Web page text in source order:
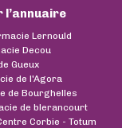
l’annuaire
Lernould
Decou
Gueux
de l'Agora
de Bourghelles
de blerancourt
Corbie - Totum